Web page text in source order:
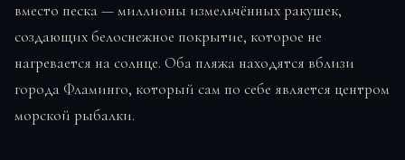
вместо песка — миллионы измельчённых ракушек,
создающих белоснежное покрытие, которое не
нагревается на солнце. Оба пляжа находятся вблизи
города Фламинго, который сам по себе является центром
морской рыбалки.